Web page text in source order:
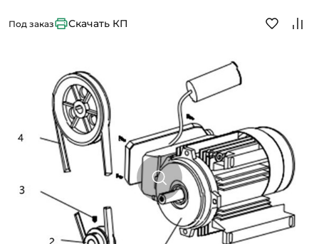
Под заказ Скачать КП